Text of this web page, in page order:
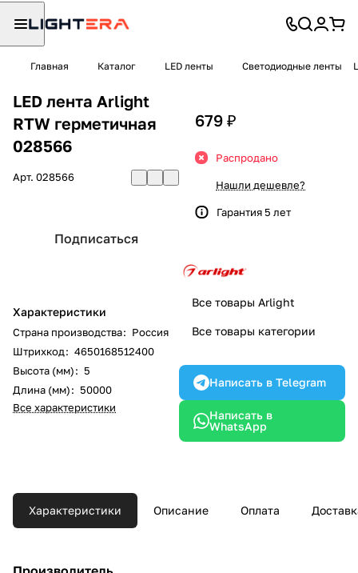
Главная Каталог LED ленты Светодиодные ленты
LED лента Arlight
RTW герметичная
028566
Арт. 028566
Подписаться
Характеристики
Страна производства: Россия
Штрихкод: 4650168512400
Высота (мм): 5
Длина (мм): 50000
Все характеристики
679 ₽
Распродано
Нашли дешевле?
Гарантия 5 лет
Все товары Arlight
Все товары категории
Написать в Telegram
Написать в
WhatsApp
Характеристики Описание Оплата